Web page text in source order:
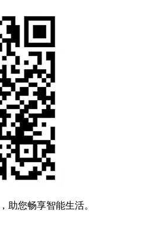
助您畅享智能生活。